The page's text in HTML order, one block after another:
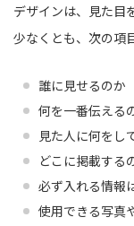
デザインは、見た目
少なくとも、次の項
誰に見せるのか
何を一番伝える
見た人に何をし
どこに掲載する
必ず入れる情報
使用できる写真